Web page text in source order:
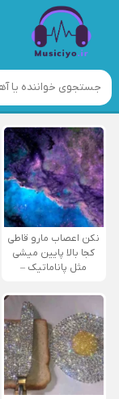
نکن اعصاب مارو قاطی
کجا بالا پایین میشی
مثل پاناماتیک –